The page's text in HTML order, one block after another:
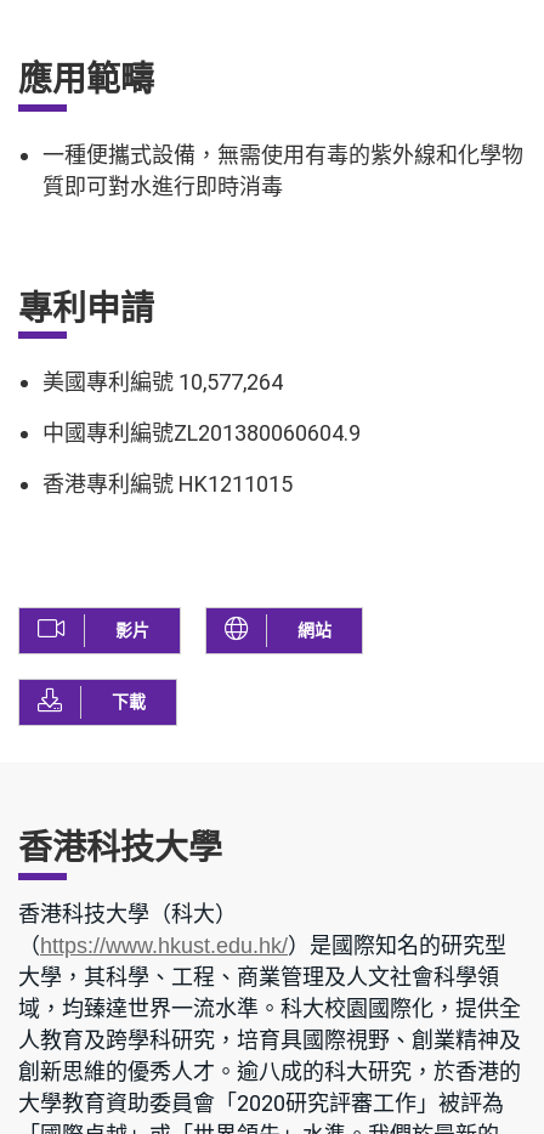
應用範疇
一種便攜式設備，無需使用有毒的紫外線和化學物
質即可對水進行即時消毒
專利申請
美國專利編號 10,577,264
中國專利編號ZL201380060604.9
香港專利編號 HK1211015
影片 網站
下載
香港科技大學
香港科技大學（科大）
（https://www.hkust.edu.hk/）是國際知名的研究型
大學，其科學、工程、商業管理及人文社會科學領
域，均臻達世界一流水準。科大校園國際化，提供全
人教育及跨學科研究，培育具國際視野、創業精神及
創新思維的優秀人才。逾八成的科大研究，於香港的
大學教育資助委員會「2020研究評審工作」被評為